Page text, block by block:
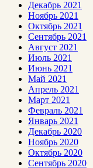
Декабрь 2021
Ноябрь 2021
Октябрь 2021
Сентябрь 2021
Август 2021
Июль 2021
Июнь 2021
Май 2021
Апрель 2021
Март 2021
Февраль 2021
Январь 2021
Декабрь 2020
Ноябрь 2020
Октябрь 2020
Сентябрь 2020